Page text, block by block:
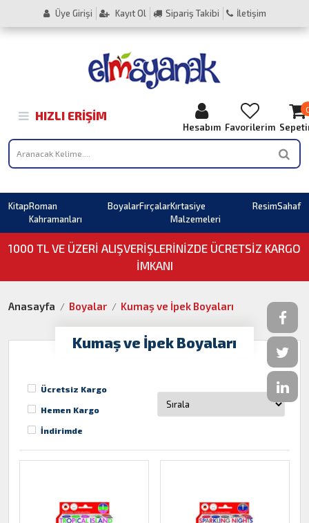
Üye Girişi Kayıt Ol Sipariş Takibi İletişim
HIZLI ERIŞIM
Hesabım Favorilerim
KitapRoman
Kahramanları
BoyalarFırçalarKırtasiye
Malzemeleri
ResimSahaf
1000 TL VE ÜZERI ALIŞVERIŞLERINIZDE ÜCRETSİZ KARGO
İMKANI
Anasayfa Boyalar Kumaş ve İpek Boyaları
Kumaş ve İpek Boyaları
Ücretsiz Kargo
Hemen Kargo
İndirimde